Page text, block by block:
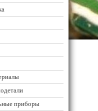
приборы